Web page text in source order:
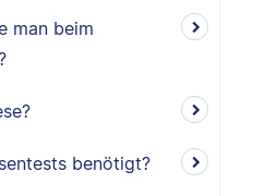
man beim
benötigt?